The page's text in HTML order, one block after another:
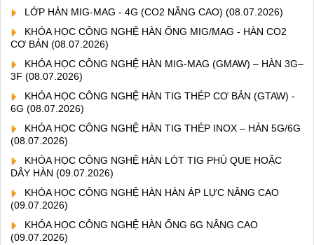
LỚP HÀN MIG-MAG - 4G (CO2 NÂNG CAO) (08.07.2026)
KHÓA HỌC CÔNG NGHỆ HÀN ỐNG MIG/MAG - HÀN CO2
CƠ BẢN (08.07.2026)
KHÓA HỌC CÔNG NGHỆ HÀN MIG-MAG (GMAW) – HÀN 3G–
3F (08.07.2026)
KHÓA HỌC CÔNG NGHỆ HÀN TIG THÉP CƠ BẢN (GTAW) -
6G (08.07.2026)
KHÓA HỌC CÔNG NGHỆ HÀN TIG THÉP INOX – HÀN 5G/6G
(08.07.2026)
KHÓA HỌC CÔNG NGHỆ HÀN LÓT TIG PHỦ QUE HOẶC
DÂY HÀN (09.07.2026)
KHÓA HỌC CÔNG NGHỆ HÀN HÀN ÁP LỰC NÂNG CAO
(09.07.2026)
KHÓA HỌC CÔNG NGHỆ HÀN ỐNG 6G NÂNG CAO
(09.07.2026)